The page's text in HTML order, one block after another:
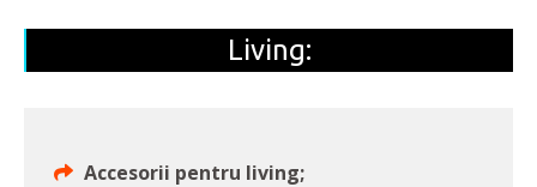
Living:
Accesorii pentru living;